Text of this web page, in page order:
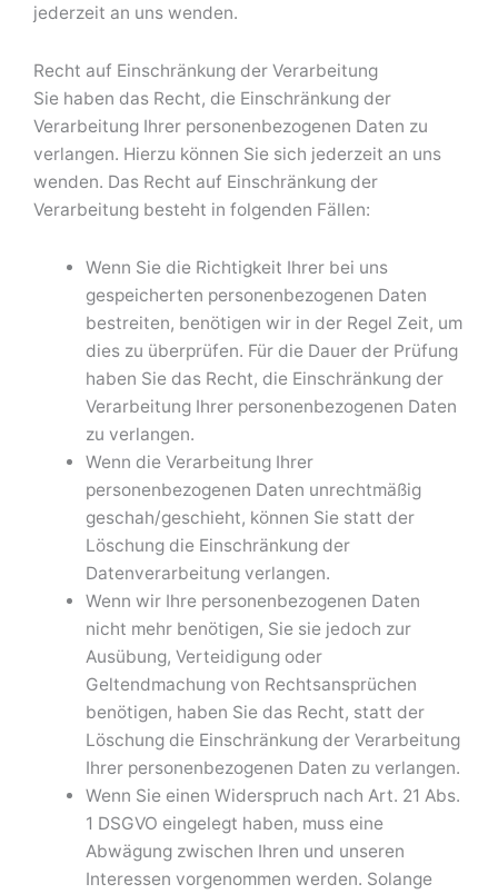
jederzeit an uns wenden.
Recht auf Einschränkung der Verarbeitung
Sie haben das Recht, die Einschränkung der
Verarbeitung Ihrer personenbezogenen Daten zu
verlangen. Hierzu können Sie sich jederzeit an uns
wenden. Das Recht auf Einschränkung der
Verarbeitung besteht in folgenden Fällen:
Wenn Sie die Richtigkeit Ihrer bei uns
gespeicherten personenbezogenen Daten
bestreiten, benötigen wir in der Regel Zeit, um
dies zu überprüfen. Für die Dauer der Prüfung
haben Sie das Recht, die Einschränkung der
Verarbeitung Ihrer personenbezogenen Daten
zu verlangen.
Wenn die Verarbeitung Ihrer
personenbezogenen Daten unrechtmäßig
geschah/geschieht, können Sie statt der
Löschung die Einschränkung der
Datenverarbeitung verlangen.
Wenn wir Ihre personenbezogenen Daten
nicht mehr benötigen, Sie sie jedoch zur
Ausübung, Verteidigung oder
Geltendmachung von Rechtsansprüchen
benötigen, haben Sie das Recht, statt der
Löschung die Einschränkung der Verarbeitung
Ihrer personenbezogenen Daten zu verlangen.
Wenn Sie einen Widerspruch nach Art. 21 Abs.
1 DSGVO eingelegt haben, muss eine
Abwägung zwischen Ihren und unseren
Interessen vorgenommen werden. Solange